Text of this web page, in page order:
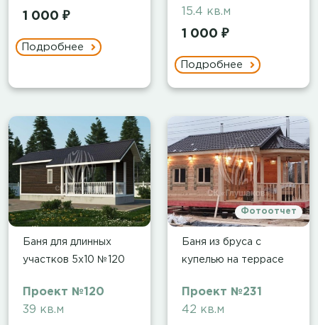
1 000 ₽
Подробнее
15.4 кв.м
1 000 ₽
Подробнее
Баня для длинных
участков 5х10 №120
Проект №120
39 кв.м
Фотоотчет
Баня из бруса с
купелью на террасе
Проект №231
42 кв.м